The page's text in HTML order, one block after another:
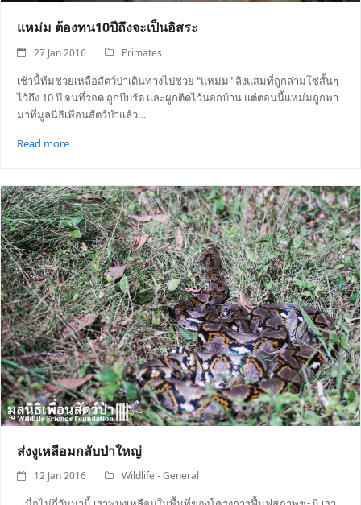
แหม่ม ต้องทน10ปีถึงจะเป็นอิสระ
27 Jan 2016 Primates
เช้านี้ทีมช่วยเหลือสัตว์ป่าเดินทางไปช่วย "แหม่ม" ลิงแสมที่ถูกล่ามโซ่สั้นๆ
ไว้ถึง 10 ปี จนที่รอด ถูกบีบรัด และผูกติดไว้นอกบ้าน แต่ตอนนี้แหม่มถูกพา
มาที่มูลนิธิเพื่อนสัตว์ป่าแล้ว…
Read more
ส่งงูเหลือมกลับป่าใหญ่
12 Jan 2016 Wildlife - General